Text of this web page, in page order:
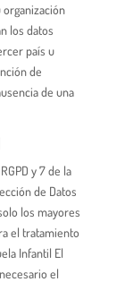
los datos
país u
de
de una
y 7 de la
de Datos
los mayores
el tratamiento
Infantil El
el